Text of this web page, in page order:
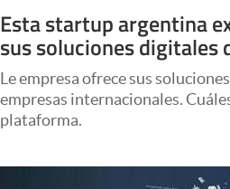
Negocios
Columnistas
Otras secciones
Apertura
Esta startup argentina
sus soluciones
Le empresa ofrece sus
empresas internacionales.
plataforma.